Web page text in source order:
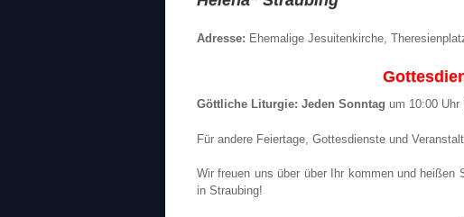
Adresse: Ehemalige Jesuitenkirche,
Göttliche Liturgie: Jeden Sonntag um 10:00 Uhr
Für andere Feiertage, Gottesdienste und
Wir freuen uns über über Ihr kommenund heißen
in Straubing!